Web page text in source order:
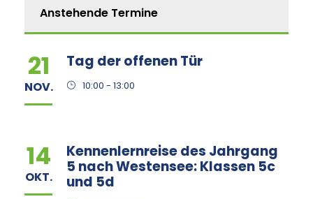
Anstehende Termine
21
NOV.
Tag der offenen Tür
10:00 - 13:00
14
OKT.
Kennenlernreise des Jahrgang
5 nach Westensee: Klassen 5c
und 5d